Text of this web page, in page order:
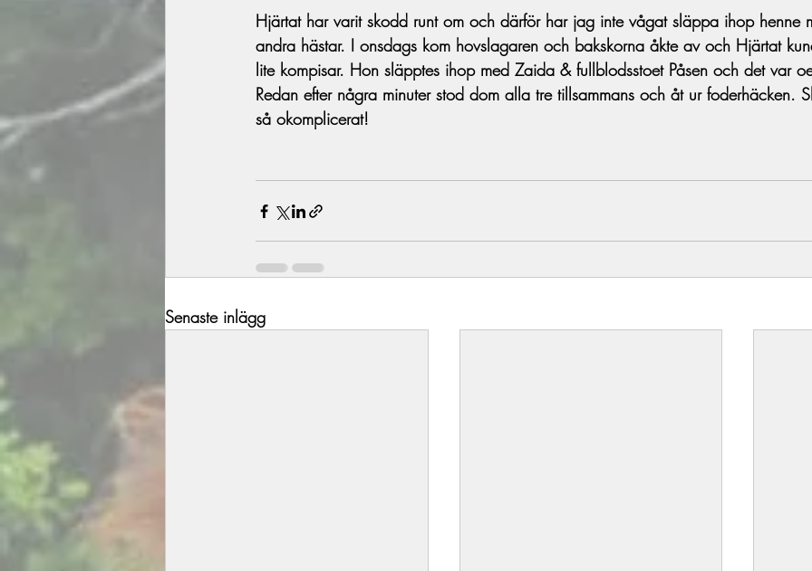
Hjärtat har varit skodd runt om och därför har jag inte vågat släppa ihop henne
andra hästar. I onsdags kom hovslagaren och bakskorna åkte av och Hjärtat
lite kompisar. Hon släpptes ihop med Zaida & fullblodsstoet Påsen och det var
Redan efter några minuter stod dom alla tre tillsammans och åt ur foderhäcken.
så okomplicerat!
Senaste inlägg